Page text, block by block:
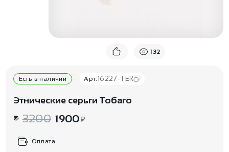
132
Есть в наличии Арт: 16227-TER
Этнические серьги Тобаго
3200 1900₽
Оплата